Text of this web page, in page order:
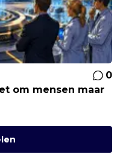
0
om mensen maar